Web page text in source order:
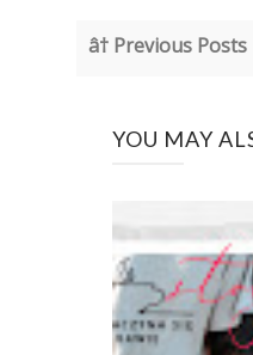
â† Previous Posts
YOU MAY